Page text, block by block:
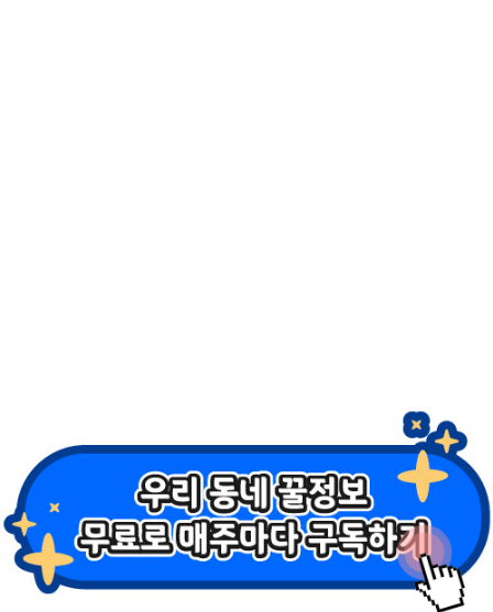
리/ 잘 키워 볼까요?'
신청접수중
✅ 지원 소식 상세 보기 ▼